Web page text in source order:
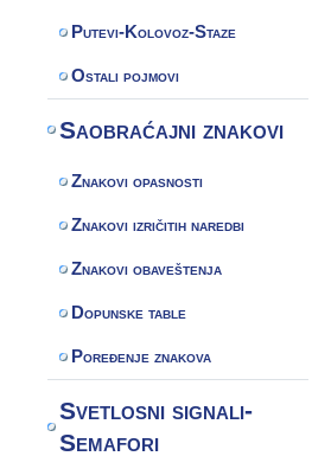
Putevi-Kolovoz-Staze
Ostali pojmovi
Saobraćajni znakovi
Znakovi opasnosti
Znakovi izričitih naredbi
Znakovi obaveštenja
Dopunske table
Poređenje znakova
Svetlosni signali-
Semafori